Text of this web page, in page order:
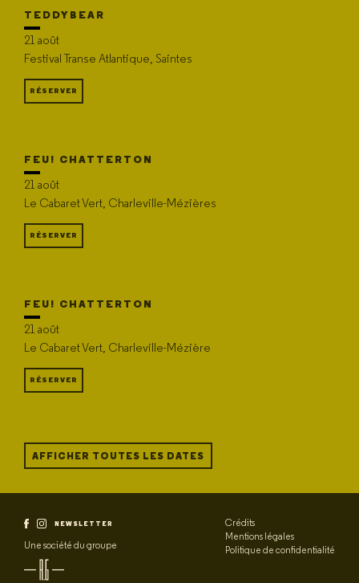
TEDDYBEAR
21 août
Festival Transe Atlantique, Saintes
RÉSERVER
FEU! CHATTERTON
21 août
Le Cabaret Vert, Charleville-Mézières
RÉSERVER
FEU! CHATTERTON
21 août
Le Cabaret Vert, Charleville-Mézière
RÉSERVER
AFFICHER TOUTES LES DATES
NEWSLETTER
Crédits
Mentions légales
Politique de confidentialité
Une société du groupe